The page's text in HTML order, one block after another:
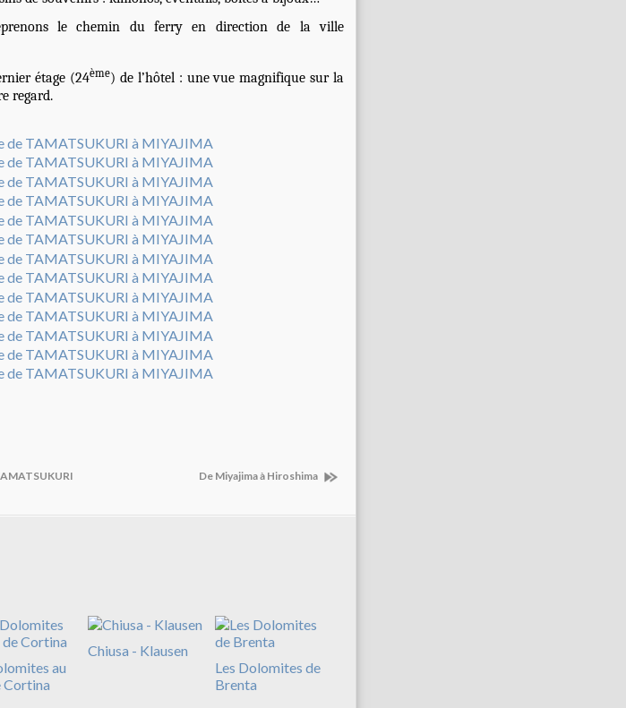
le chemin du ferry en direction de la ville
étage (24ème) de l’hôtel : une vue magnifique sur la
regard.
De Miyajima à Hiroshima
au
Cortina
Chiusa - Klausen
Les Dolomites de
Brenta